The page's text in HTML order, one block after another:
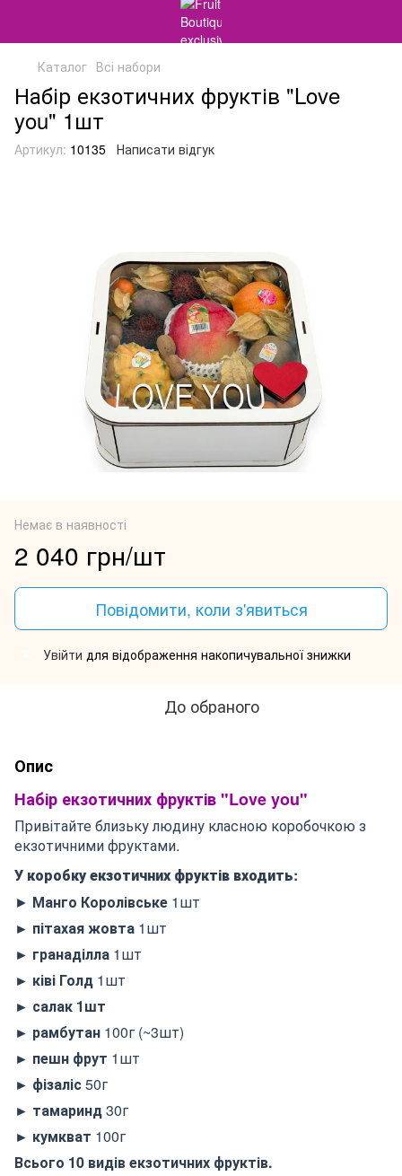
Каталог Всі набори
Набір екзотичних фруктів "Love
you" 1шт
Артикул: 10135 Написати відгук
Немає в наявності
2 040 грн/шт
Повідомити, коли з'явиться
Увійти для відображення накопичувальної знижки
До обраного
Опис
Набір екзотичних фруктів "Love you"
Привітайте близьку людину класною коробочкою з
екзотичними фруктами.
У коробку екзотичних фруктів входить:
► Манго Королівське 1шт
► пітахая жовта 1шт
► гранаділла 1шт
► ківі Голд 1шт
► салак 1шт
► рамбутан 100г (~3шт)
► пешн фрут 1шт
► фізаліс50г
► тамаринд30г
► кумкват 100г
Всього 10 видів екзотичних фруктів.